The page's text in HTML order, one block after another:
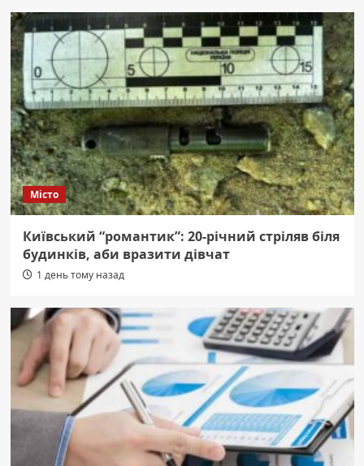
Місто
Київський “романтик”: 20-річний стріляв біля
будинків, аби вразити дівчат
1 день тому назад